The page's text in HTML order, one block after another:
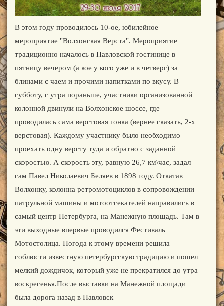
В этом году проводилось 10-ое, юбилейное
мероприятие "Волхонская Верста". Мероприятие
традиционно началось в Павловской гостинице в
пятницу вечером (а кое у кого уже и в четверг) за
блинами с чаем и прочими напитками по вкусу. В
субботу, с утра пораньше, участники организованной
колонной двинули на Волхонское шоссе, где
проводилась сама верстовая гонка (вернее сказать, 2-х
верстовая). Каждому участнику было необходимо
проехать одну версту туда и обратно с заданной
скоростью. А скорость эту, равную 26,7 км\час, задал
сам Павел Николаевич Беляев в 1898 году. Откатав
Волхонку, колонна ретромотоциклов в сопровождении
патрульной машины и мотоотсекателей направились в
самый центр Петербурга, на Манежную площадь. Там в
эти выходные впервые проводился Фестиваль
Мотостолица. Погода к этому времени решила
соблюсти известную петербургскую традицию и пошел
мелкий дождичок, который уже не прекратился до утра
воскресенья.После выставки на Манежной площади
была дорога назад в Павловск